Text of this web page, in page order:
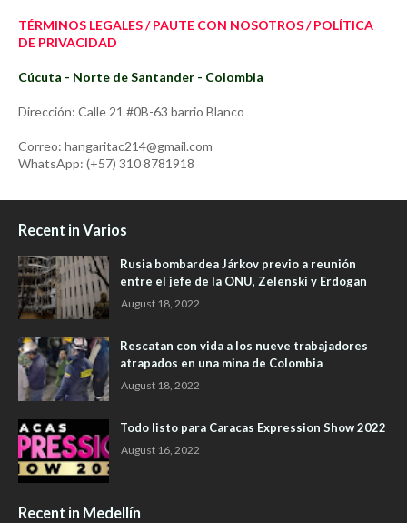
TÉRMINOS LEGALES / PAUTE CON NOSOTROS / POLÍTICA
DE PRIVACIDAD
Cúcuta - Norte de Santander - Colombia
Dirección: Calle 21 #0B-63 barrio Blanco
Correo: hangaritac214@gmail.com
WhatsApp: (+57) 310 8781918
Recent in Varios
Rusia bombardea Járkov previo a reunión
entre el jefe de la ONU, Zelenski y Erdogan
August 18, 2022
Rescatan con vida a los nueve trabajadores
atrapados en una mina de Colombia
August 18, 2022
Todo listo para Caracas Expression Show 2022
August 16, 2022
Recent in Medellín